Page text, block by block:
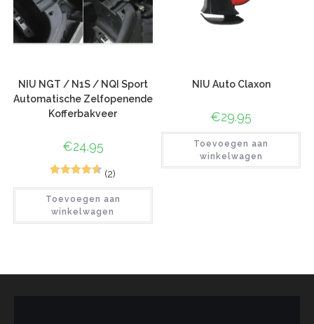
NIU NGT / N1S / NQI Sport
Automatische Zelfopenende
Kofferbakveer
€24.95
d4.67op 5
gebaseerd
(2)
Toevoegen aan
winkelwagen
NIU Auto Claxon
€29.95
Toevoegen aan
winkelwagen